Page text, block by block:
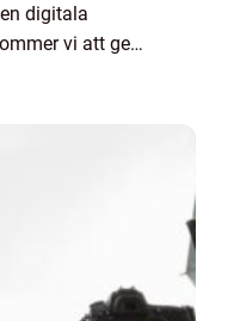
digitala
vi att ge